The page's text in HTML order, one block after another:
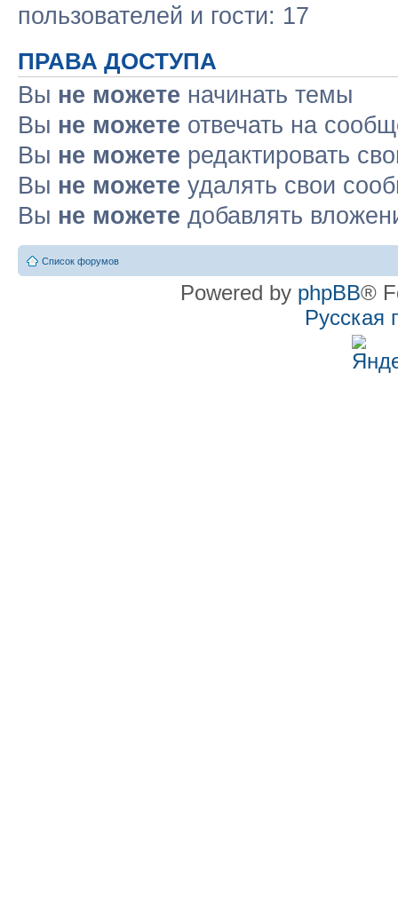
пользователей и гости: 17
ПРАВА ДОСТУПА
Вы не можете начинать темы
Вы не можете отвечать на
Вы не можете редактировать
Вы не можете удалять свои
Вы не можете добавлять
Список форумов
Powered by phpBB®
Русская